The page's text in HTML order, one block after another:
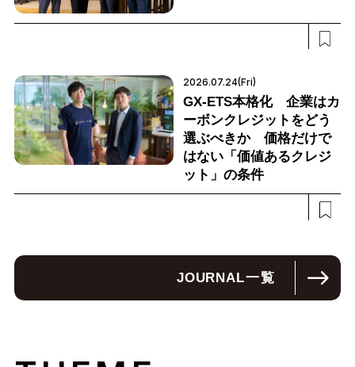
2026.07.24(Fri)
GX-ETS本格化 企業はカ
ーボンクレジットをどう
選ぶべきか 価格だけで
はない「価値あるクレジ
ット」の条件
JOURNAL一覧